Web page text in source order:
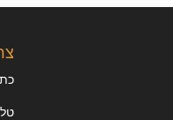
טלפון: